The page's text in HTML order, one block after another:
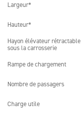
Largeur*
Hauteur*
Hayon élévateur rétractable
sous la carrosserie
Rampe de chargement
Nombre de passagers
Charge utile
Largeur*
Hauteur*
Hayon élévateur rétractable
sous la carrosserie
Rampe de chargement
Nombre de passagers
Charge utile